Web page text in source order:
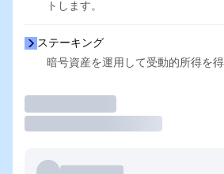
トします。
ステーキング
暗号資産を運用して受動的所得を得